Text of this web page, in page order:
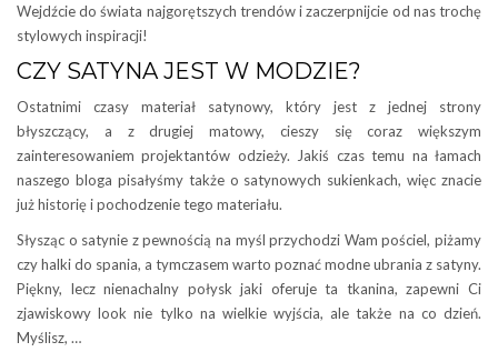
Wejdźcie do świata najgorętszych trendów i zaczerpnijcie od nas trochę
stylowych inspiracji!
CZY SATYNA JEST W MODZIE?
Ostatnimi czasy materiał satynowy, który jest z jednej strony
błyszczący, a z drugiej matowy, cieszy się coraz większym
zainteresowaniem projektantów odzieży. Jakiś czas temu na łamach
naszego bloga pisałyśmy także o satynowych sukienkach, więc znacie
już historię i pochodzenie tego materiału.
Słysząc o satynie z pewnością na myśl przychodzi Wam pościel, piżamy
czy halki do spania, a tymczasem warto poznać modne ubrania z satyny.
Piękny, lecz nienachalny połysk jaki oferuje ta tkanina, zapewni Ci
zjawiskowy look nie tylko na wielkie wyjścia, ale także na co dzień.
Myślisz, …